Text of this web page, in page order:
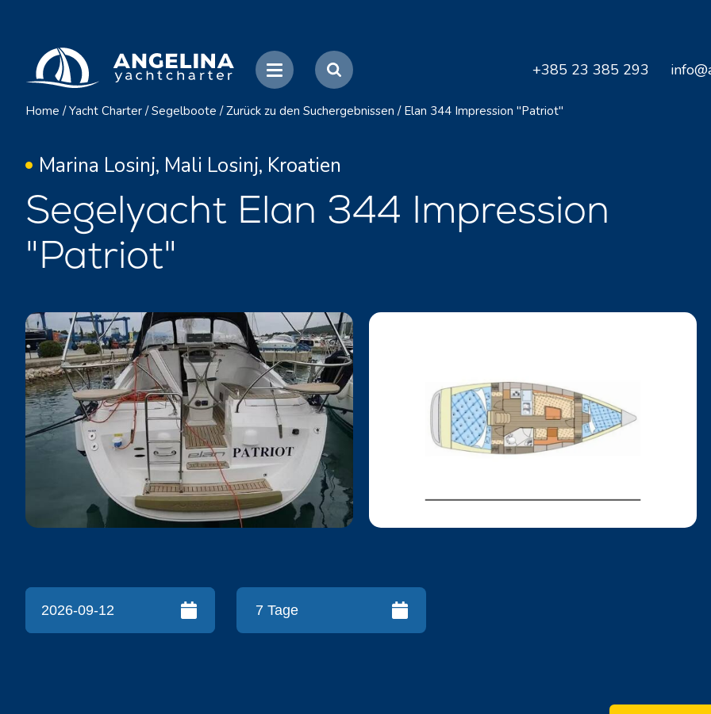
+385 23 385 293
Home / Yacht Charter / Segelboote / Zurück zu den Suchergebnissen / Elan 344 Impression "Patriot"
Marina Losinj, Mali Losinj, Kroatien
Segelyacht Elan 344 Impression
"Patriot"